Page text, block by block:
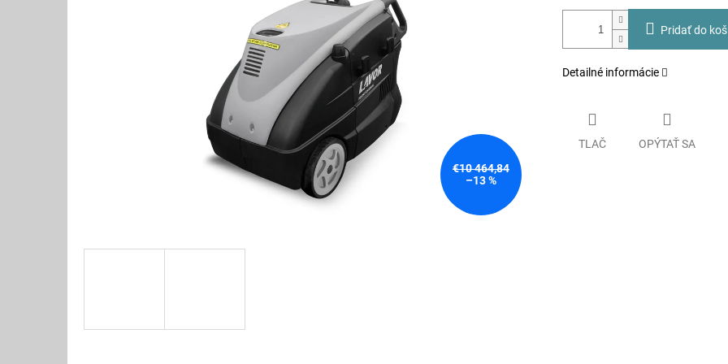
€10 464,84
–13 %
Pridať do
Detailné informácie
TLAČ OPÝTAŤ SA